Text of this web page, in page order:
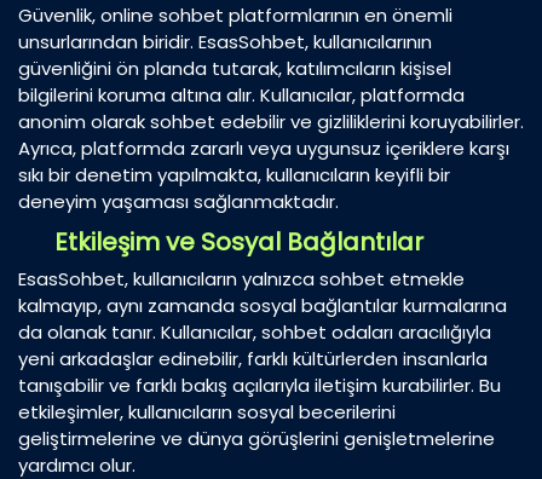
Güvenlik, online sohbet platformlarının en önemli
unsurlarından biridir. EsasSohbet, kullanıcılarının
güvenliğini ön planda tutarak, katılımcıların kişisel
bilgilerini koruma altına alır. Kullanıcılar, platformda
anonim olarak sohbet edebilir ve gizliliklerini koruyabilirler.
Ayrıca, platformda zararlı veya uygunsuz içeriklere karşı
sıkı bir denetim yapılmakta, kullanıcıların keyifli bir
deneyim yaşaması sağlanmaktadır.
Etkileşim ve Sosyal Bağlantılar
EsasSohbet, kullanıcıların yalnızca sohbet etmekle
kalmayıp, aynı zamanda sosyal bağlantılar kurmalarına
da olanak tanır. Kullanıcılar, sohbet odaları aracılığıyla
yeni arkadaşlar edinebilir, farklı kültürlerden insanlarla
tanışabilir ve farklı bakış açılarıyla iletişim kurabilirler. Bu
etkileşimler, kullanıcıların sosyal becerilerini
geliştirmelerine ve dünya görüşlerini genişletmelerine
yardımcı olur.